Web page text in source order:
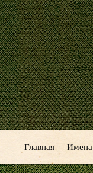
Главная Имена